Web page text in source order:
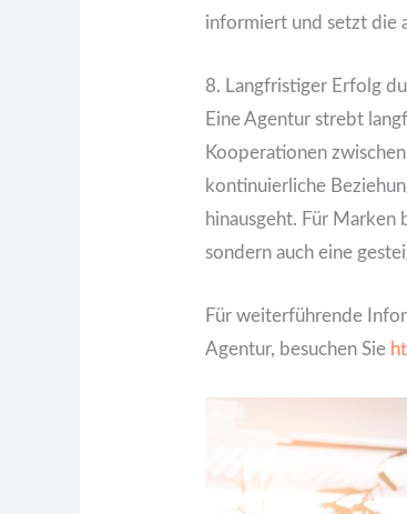
informiert und setzt die
8. Langfristiger Erfolg
Eine Agentur strebt
Kooperationen
kontinuierliche
hinausgeht. Für Marken
sondern auch eine
Für weiterführende
Agentur, besuchen Sie